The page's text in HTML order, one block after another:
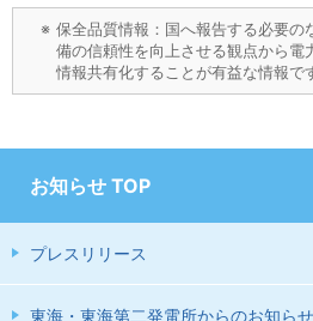
※ 保全品質情報：国へ報告する必要の
備の信頼性を向上させる観点から電
情報共有化することが有益な情報で
お知らせ TOP
プレスリリース
東海・東海第二発電所からのお知らせ